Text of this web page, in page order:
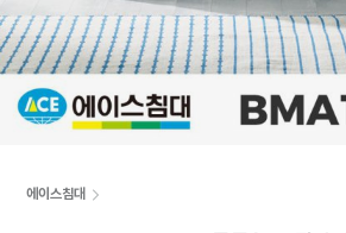
에이스침대